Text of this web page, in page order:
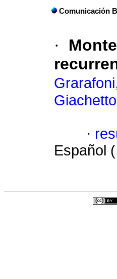
Comunicación
·
·
Español (